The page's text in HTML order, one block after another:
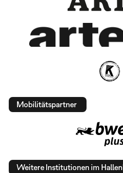
Mobilitätspartner
Weitere Institutionen im